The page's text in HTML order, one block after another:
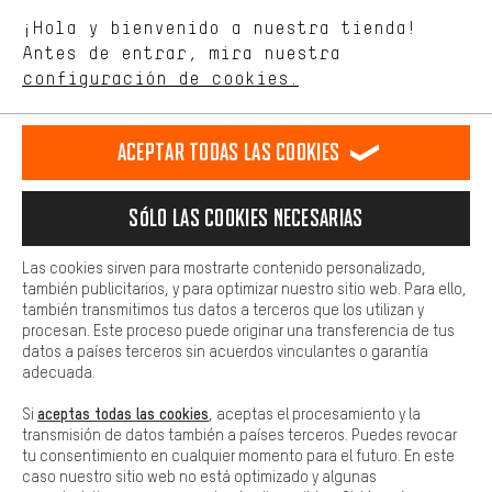
Idioma"
español
ES english
EN Deutsch
DE
RESCINDIR EL CONTRATO Comunidad de Aquisgrán Programa de afiliados
Aviso Legal Protección de datos Condiciones Generales
Plataforma de reportes Reciclaje de baterias
Configuración de las cookies Ajusta el contraste
Todos los precios indicados son en euros e sin MwSt, más
gastos de envío aEstados Unidos.
¡Hola y bienvenido a nuestra tienda!
Antes de entrar, mira nuestra
configuración de cookies.
tienda. Con las cookies de rendimiento, puedes influir en la mejora
de nuestro sitio web y nuestra oferta de la tienda con tu
comportamiento de compra.
Más confort
cookies de comodidad, creamos enlaces a plataformas de redes
sociales. Esto nos permite proporcionarle más contenido e
adicionales que le ayudarán a encontrar los productos adecuados.
preguntas de forma rápida y sencilla.
Básica
Las cookies básicas aseguran que puedas usar nuestro sitio web.
Aceptar todas las cookies
Sólo las cookies necesarias
Las cookies sirven para mostrarte contenido personalizado,
también publicitarios, y para optimizar nuestro sitio web. Para ello,
también transmitimos tus datos a terceros que los utilizan y
procesan. Este proceso puede originar una transferencia de tus
datos a países terceros sin acuerdos vinculantes o garantía
adecuada.
Si aceptas todas las cookies , aceptas el procesamiento y la
transmisión de datos también a países terceros. Puedes revocar
tu consentimiento en cualquier momento para el futuro. En este
caso nuestro sitio web no está optimizado y algunas